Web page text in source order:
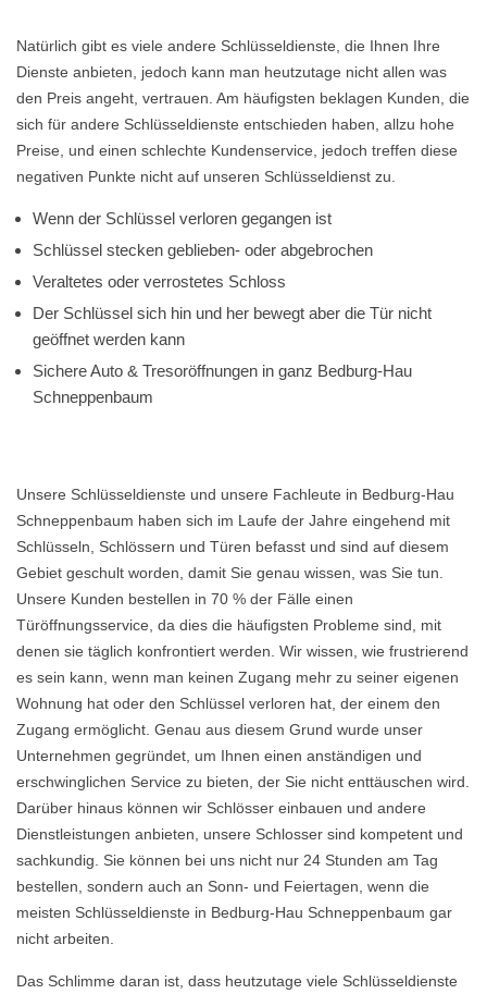
Natürlich gibt es viele andere Schlüsseldienste, die Ihnen Ihre
Dienste anbieten, jedoch kann man heutzutage nicht allen was
den Preis angeht, vertrauen. Am häufigsten beklagen Kunden, die
sich für andere Schlüsseldienste entschieden haben, allzu hohe
Preise, und einen schlechte Kundenservice, jedoch treffen diese
negativen Punkte nicht auf unseren Schlüsseldienst zu.
Wenn der Schlüssel verloren gegangen ist
Schlüssel stecken geblieben- oder abgebrochen
Veraltetes oder verrostetes Schloss
Der Schlüssel sich hin und her bewegt aber die Tür nicht
geöffnet werden kann
Sichere Auto & Tresoröffnungen in ganz Bedburg-Hau
Schneppenbaum
Unsere Schlüsseldienste und unsere Fachleute in Bedburg-Hau
Schneppenbaum haben sich im Laufe der Jahre eingehend mit
Schlüsseln, Schlössern und Türen befasst und sind auf diesem
Gebiet geschult worden, damit Sie genau wissen, was Sie tun.
Unsere Kunden bestellen in 70 % der Fälle einen
Türöffnungsservice, da dies die häufigsten Probleme sind, mit
denen sie täglich konfrontiert werden. Wir wissen, wie frustrierend
es sein kann, wenn man keinen Zugang mehr zu seiner eigenen
Wohnung hat oder den Schlüssel verloren hat, der einem den
Zugang ermöglicht. Genau aus diesem Grund wurde unser
Unternehmen gegründet, um Ihnen einen anständigen und
erschwinglichen Service zu bieten, der Sie nicht enttäuschen wird.
Darüber hinaus können wir Schlösser einbauen und andere
Dienstleistungen anbieten, unsere Schlosser sind kompetent und
sachkundig. Sie können bei uns nicht nur 24 Stunden am Tag
bestellen, sondern auch an Sonn- und Feiertagen, wenn die
meisten Schlüsseldienste in Bedburg-Hau Schneppenbaum gar
nicht arbeiten.
Das Schlimme daran ist, dass heutzutage viele Schlüsseldienste